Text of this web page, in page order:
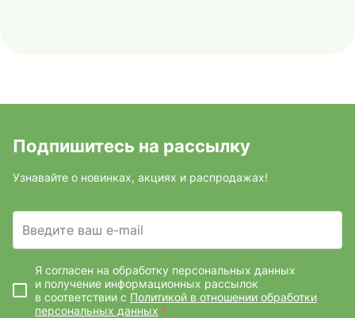
Подпишитесь на рассылку
Узнавайте о новинках, акциях и распродажах!
Введите ваш e-mail
Я согласен на обработку персональных данных
и получение информационных рассылок
в соответствии с Политикой в отношении обработки
персональных данных *